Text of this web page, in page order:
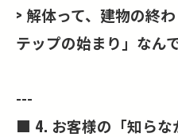
> 解体って、建物の終
テップの始まり」なんで
---
■ 4. お客様の「知らな